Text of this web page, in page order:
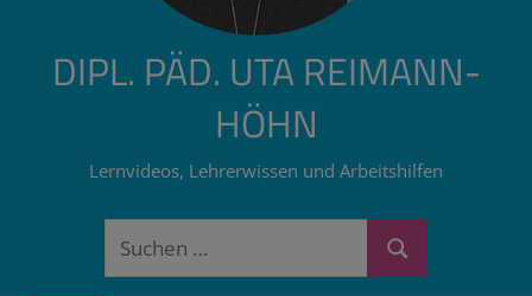
DIPL. PÄD. UTA REIMANN-
HÖHN
Lernvideos, Lehrerwissen und Arbeitshilfen
Suchen
Suchen